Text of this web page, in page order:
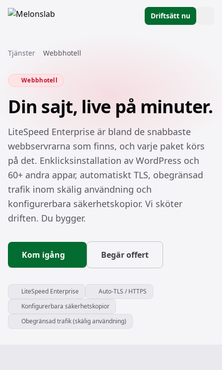
Driftsätt nu
Tjänster Webbhotell
Webbhotell
Din sajt, live på minuter.
LiteSpeed Enterprise är bland de snabbaste
webbservrarna som finns, och varje paket körs
på det. Enklicksinstallation av WordPress och
60+ andra appar, automatiskt TLS, obegränsad
trafik inom skälig användning och
konfigurerbara säkerhetskopior. Vi sköter
driften. Du bygger.
Kom igång Begär offert
LiteSpeed Enterprise
Auto-TLS / HTTPS
Konfigurerbara säkerhetskopior
Obegränsad trafik (skälig användning)